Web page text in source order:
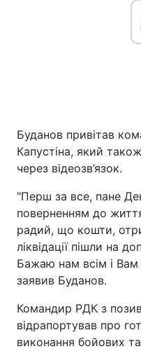
Буданов привітав
Капустіна, який
через відеозв’язок.
"Перш за все, пане
поверненням до
радий, що кошти,
ліквідації пішли на
Бажаю нам всім і Вам
заявив Буданов.
Командир РДК з
відрапортував про
виконання бойових